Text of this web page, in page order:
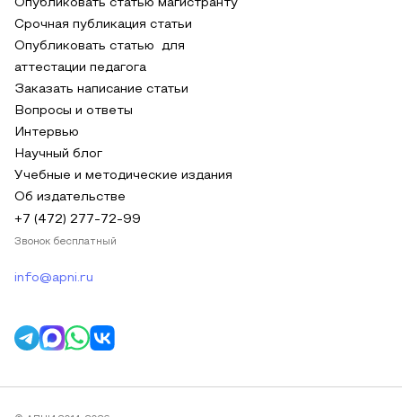
Опубликовать статью магистранту
Срочная публикация статьи
Опубликовать статью для
аттестации педагога
Заказать написание статьи
Вопросы и ответы
Интервью
Научный блог
Учебные и методические издания
Об издательстве
+7 (472) 277-72-99
Звонок бесплатный
info@apni.ru